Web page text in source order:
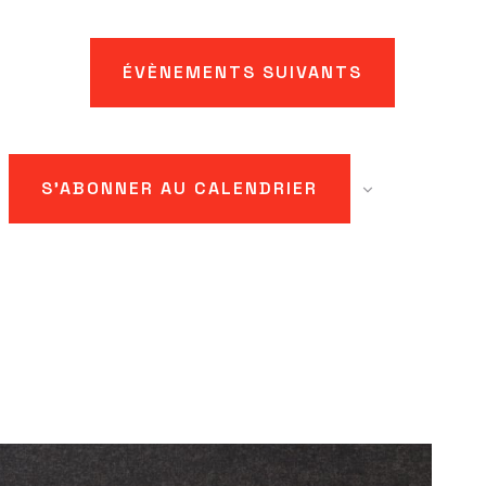
ÉVÈNEMENTS SUIVANTS
S’ABONNER AU CALENDRIER